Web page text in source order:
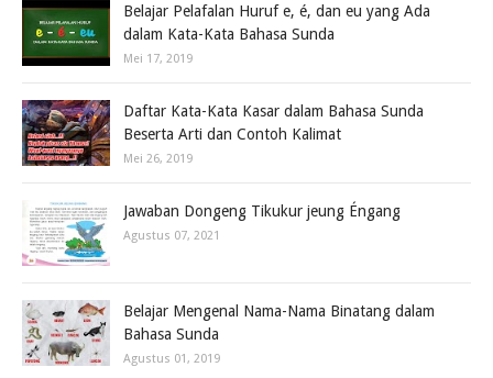
Belajar Pelafalan Huruf e, é, dan eu yang Ada
dalam Kata-Kata Bahasa Sunda
Mei 17, 2019
Daftar Kata-Kata Kasar dalam Bahasa Sunda
Beserta Arti dan Contoh Kalimat
Mei 26, 2019
Jawaban Dongeng Tikukur jeung Éngang
Agustus 07, 2021
Belajar Mengenal Nama-Nama Binatang dalam
Bahasa Sunda
Agustus 01, 2019